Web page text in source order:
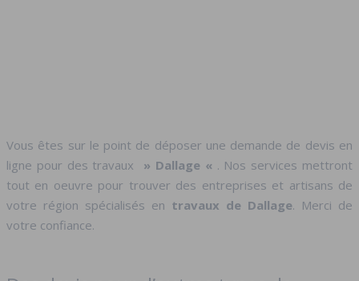
Vous êtes sur le point de déposer une demande de devis en
ligne pour des travaux
» Dallage « . Nos services mettront
tout en oeuvre pour trouver des entreprises et artisans de
votre région spécialisés en travaux de Dallage. Merci de
votre confiance.